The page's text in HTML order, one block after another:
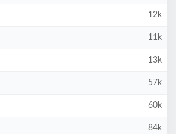
12k
11k
13k
57k
60k
84k